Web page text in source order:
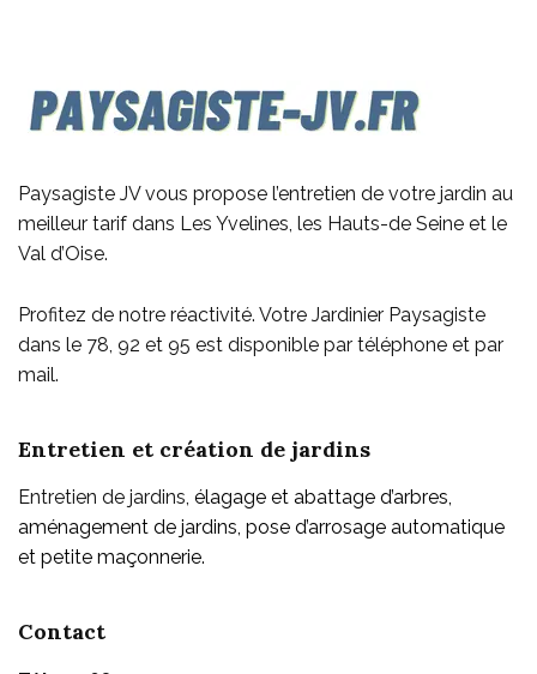
Paysagiste JV vous propose l’entretien de votre jardin au
meilleur tarif dans Les Yvelines, les Hauts-de Seine et le
Val d’Oise.
Profitez de notre réactivité. Votre Jardinier Paysagiste
dans le 78, 92 et 95 est disponible par téléphone et par
mail.
Entretien et création de jardins
Entretien de jardins, élagage et abattage d’arbres,
aménagement de jardins, pose d’arrosage automatique
et petite maçonnerie.
Contact